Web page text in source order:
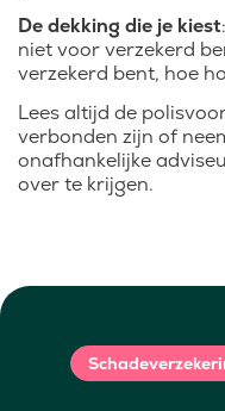
De dekking die je kiest
niet voor verzekerd
verzekerd bent, hoe
Lees altijd de
verbonden zijn of
onafhankelijke
over te krijgen.